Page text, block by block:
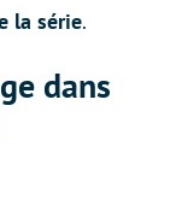
la série.
dans